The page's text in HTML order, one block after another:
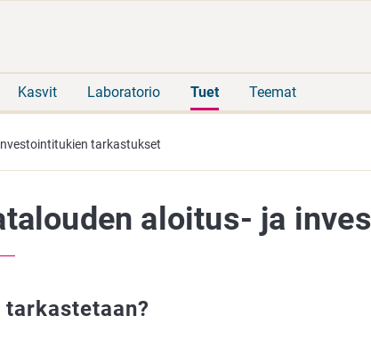
Kasvit Laboratorio Tuet Teemat
tarkastukset
aloitus- ja